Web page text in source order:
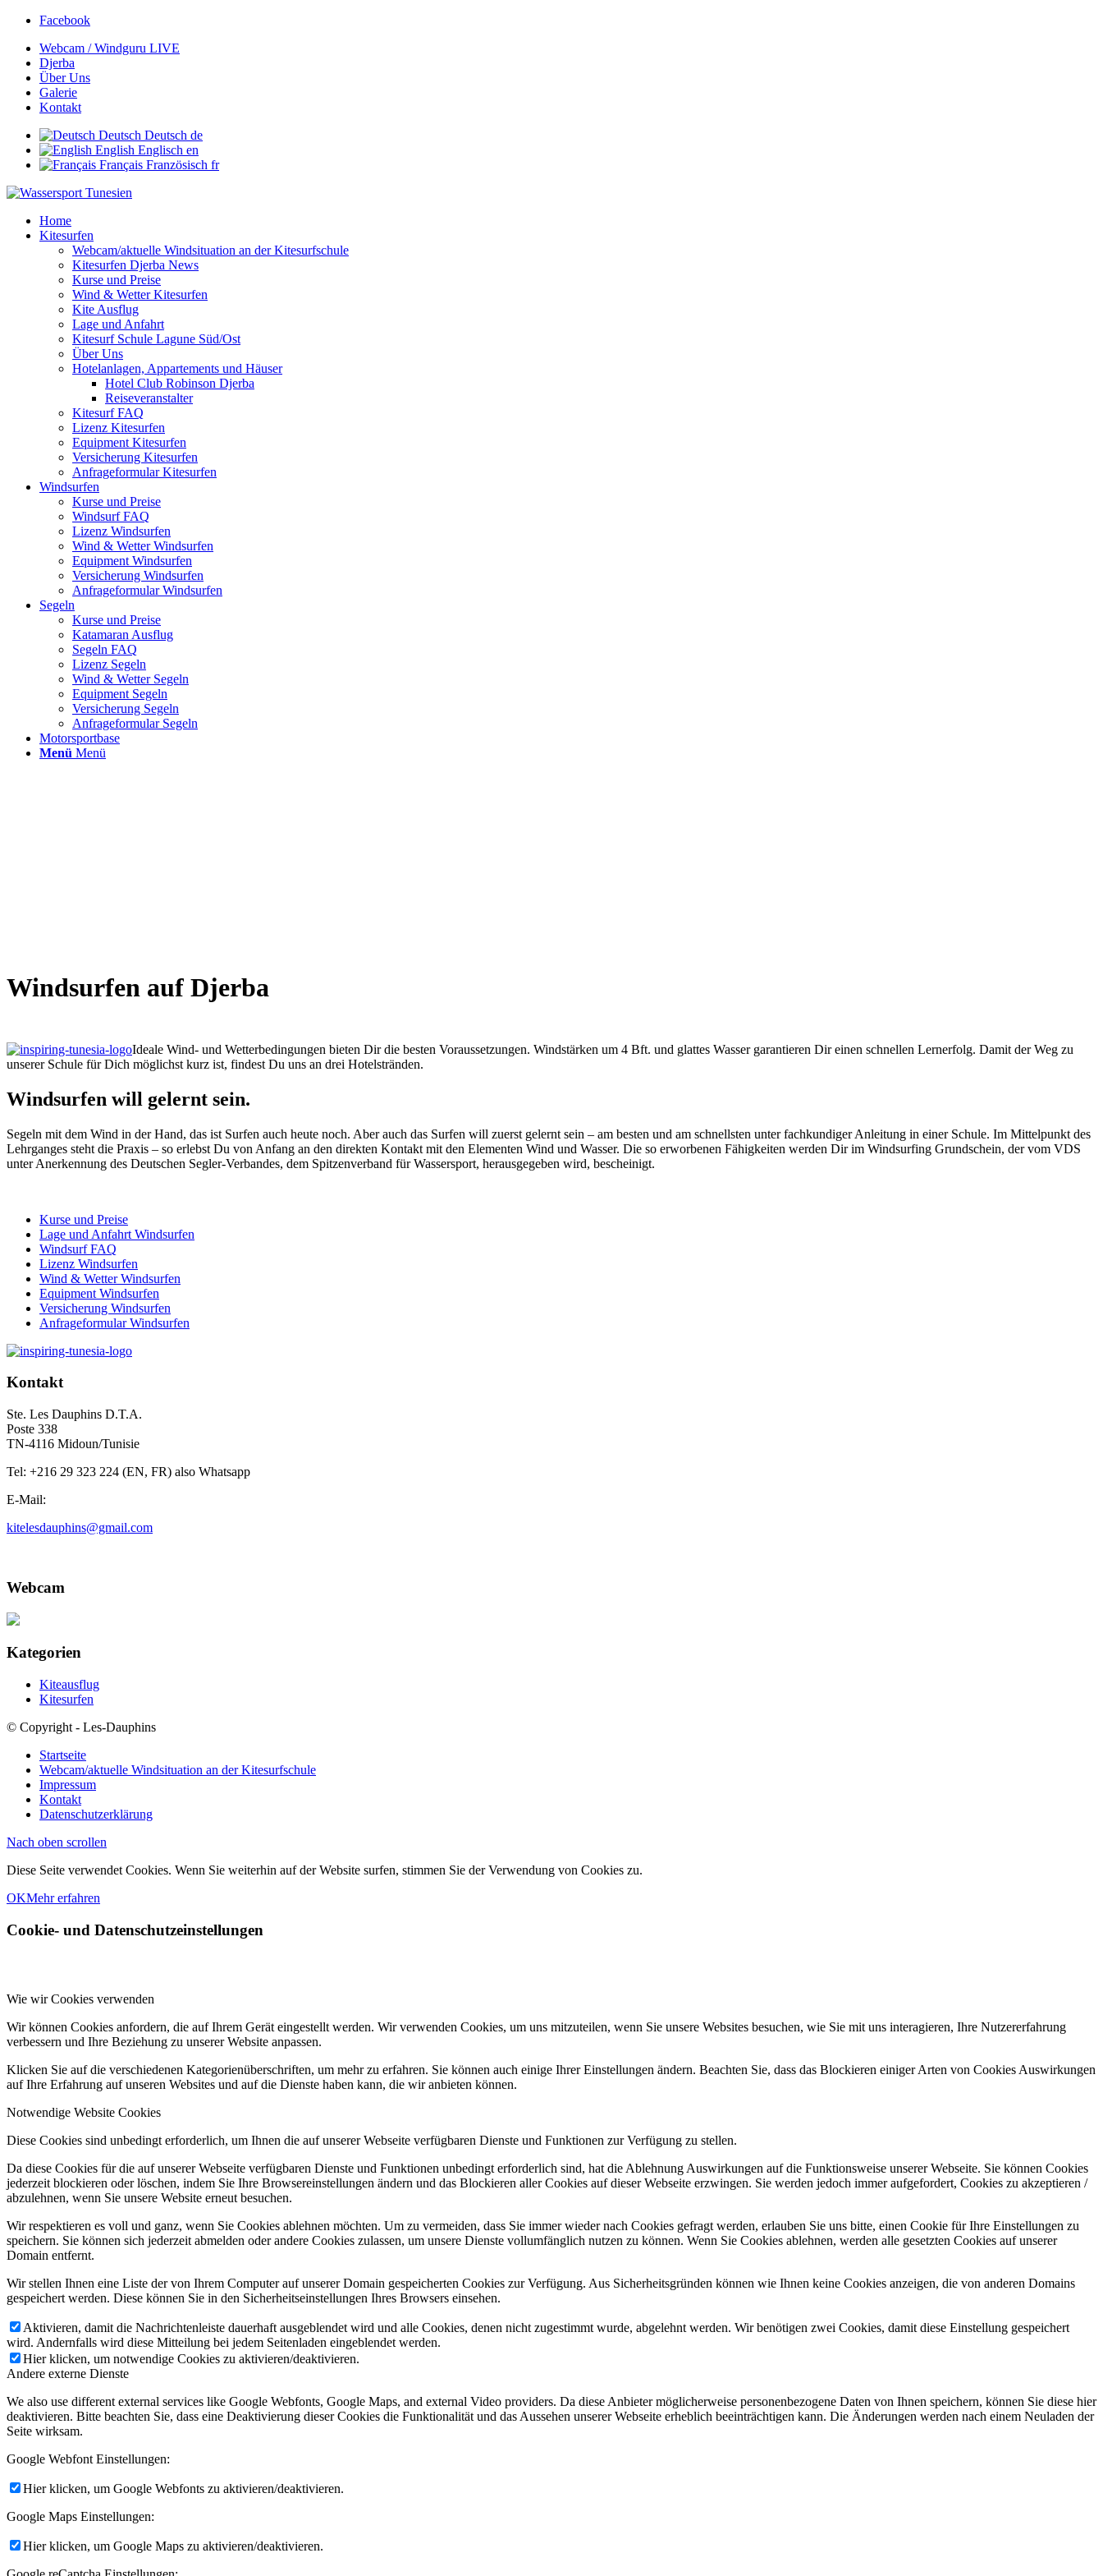
Facebook
Webcam / Windguru LIVE
Djerba
Über Uns
Galerie
Kontakt
Deutsch Deutsch de
English Englisch en
Français Französisch fr
Home
Kitesurfen
Webcam/aktuelle Windsituation an der Kitesurfschule
Kitesurfen Djerba News
Kurse und Preise
Wind & Wetter Kitesurfen
Kite Ausflug
Lage und Anfahrt
Kitesurf Schule Lagune Süd/Ost
Über Uns
Hotelanlagen, Appartements und Häuser
Hotel Club Robinson Djerba
Reiseveranstalter
Kitesurf FAQ
Lizenz Kitesurfen
Equipment Kitesurfen
Versicherung Kitesurfen
Anfrageformular Kitesurfen
Windsurfen
Kurse und Preise
Windsurf FAQ
Lizenz Windsurfen
Wind & Wetter Windsurfen
Equipment Windsurfen
Versicherung Windsurfen
Anfrageformular Windsurfen
Segeln
Kurse und Preise
Katamaran Ausflug
Segeln FAQ
Lizenz Segeln
Wind & Wetter Segeln
Equipment Segeln
Versicherung Segeln
Anfrageformular Segeln
Motorsportbase
Menü Menü
Windsurfen auf Djerba
Ideale Wind- und Wetterbedingungen bieten Dir die besten Voraussetzungen. Windstärken um 4 Bft. und glattes Wasser garantieren Dir einen schnellen Lernerfolg. Damit der Weg zu
unserer Schule für Dich möglichst kurz ist, findest Du uns an drei Hotelstränden.
Windsurfen will gelernt sein.
Segeln mit dem Wind in der Hand, das ist Surfen auch heute noch. Aber auch das Surfen will zuerst gelernt sein – am besten und am schnellsten unter fachkundiger Anleitung in einer Schule. Im Mittelpunkt des
Lehrganges steht die Praxis – so erlebst Du von Anfang an den direkten Kontakt mit den Elementen Wind und Wasser. Die so erworbenen Fähigkeiten werden Dir im Windsurfing Grundschein, der vom VDS
unter Anerkennung des Deutschen Segler-Verbandes, dem Spitzenverband für Wassersport, herausgegeben wird, bescheinigt.
Kurse und Preise
Lage und Anfahrt Windsurfen
Windsurf FAQ
Lizenz Windsurfen
Wind & Wetter Windsurfen
Equipment Windsurfen
Versicherung Windsurfen
Anfrageformular Windsurfen
Kontakt
Ste. Les Dauphins D.T.A.
Poste 338
TN-4116 Midoun/Tunisie
Tel: +216 29 323 224 (EN, FR) also Whatsapp
E-Mail:
kitelesdauphins@gmail.com
Webcam
Kategorien
Kiteausflug
Kitesurfen
© Copyright - Les-Dauphins
Startseite
Webcam/aktuelle Windsituation an der Kitesurfschule
Impressum
Kontakt
Datenschutzerklärung
Nach oben scrollen
Diese Seite verwendet Cookies. Wenn Sie weiterhin auf der Website surfen, stimmen Sie der Verwendung von Cookies zu.
OKMehr erfahren
Cookie- und Datenschutzeinstellungen
Wie wir Cookies verwenden
Wir können Cookies anfordern, die auf Ihrem Gerät eingestellt werden. Wir verwenden Cookies, um uns mitzuteilen, wenn Sie unsere Websites besuchen, wie Sie mit uns interagieren, Ihre Nutzererfahrung
verbessern und Ihre Beziehung zu unserer Website anpassen.
Klicken Sie auf die verschiedenen Kategorienüberschriften, um mehr zu erfahren. Sie können auch einige Ihrer Einstellungen ändern. Beachten Sie, dass das Blockieren einiger Arten von Cookies Auswirkungen
auf Ihre Erfahrung auf unseren Websites und auf die Dienste haben kann, die wir anbieten können.
Notwendige Website Cookies
Diese Cookies sind unbedingt erforderlich, um Ihnen die auf unserer Webseite verfügbaren Dienste und Funktionen zur Verfügung zu stellen.
Da diese Cookies für die auf unserer Webseite verfügbaren Dienste und Funktionen unbedingt erforderlich sind, hat die Ablehnung Auswirkungen auf die Funktionsweise unserer Webseite. Sie können Cookies
jederzeit blockieren oder löschen, indem Sie Ihre Browsereinstellungen ändern und das Blockieren aller Cookies auf dieser Webseite erzwingen. Sie werden jedoch immer aufgefordert, Cookies zu akzeptieren /
abzulehnen, wenn Sie unsere Website erneut besuchen.
Wir respektieren es voll und ganz, wenn Sie Cookies ablehnen möchten. Um zu vermeiden, dass Sie immer wieder nach Cookies gefragt werden, erlauben Sie uns bitte, einen Cookie für Ihre Einstellungen zu
speichern. Sie können sich jederzeit abmelden oder andere Cookies zulassen, um unsere Dienste vollumfänglich nutzen zu können. Wenn Sie Cookies ablehnen, werden alle gesetzten Cookies auf unserer
Domain entfernt.
Wir stellen Ihnen eine Liste der von Ihrem Computer auf unserer Domain gespeicherten Cookies zur Verfügung. Aus Sicherheitsgründen können wie Ihnen keine Cookies anzeigen, die von anderen Domains
gespeichert werden. Diese können Sie in den Sicherheitseinstellungen Ihres Browsers einsehen.
Aktivieren, damit die Nachrichtenleiste dauerhaft ausgeblendet wird und alle Cookies, denen nicht zugestimmt wurde, abgelehnt werden. Wir benötigen zwei Cookies, damit diese Einstellung gespeichert
wird. Andernfalls wird diese Mitteilung bei jedem Seitenladen eingeblendet werden.
Hier klicken, um notwendige Cookies zu aktivieren/deaktivieren.
Andere externe Dienste
We also use different external services like Google Webfonts, Google Maps, and external Video providers. Da diese Anbieter möglicherweise personenbezogene Daten von Ihnen speichern, können Sie diese hier
deaktivieren. Bitte beachten Sie, dass eine Deaktivierung dieser Cookies die Funktionalität und das Aussehen unserer Webseite erheblich beeinträchtigen kann. Die Änderungen werden nach einem Neuladen der
Seite wirksam.
Google Webfont Einstellungen:
Hier klicken, um Google Webfonts zu aktivieren/deaktivieren.
Google Maps Einstellungen:
Hier klicken, um Google Maps zu aktivieren/deaktivieren.